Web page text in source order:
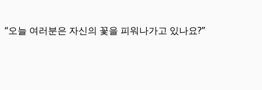
“오늘 여러분은 자신의 꽃을 피워나가고 있나요?”